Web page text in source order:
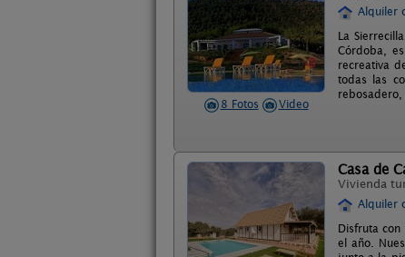
8 Fotos Video
Alquiler
La
Córdoba,
recreativa
todas las
rebosadero,
Casa de
Vivienda
Alquiler
Disfruta
el año.